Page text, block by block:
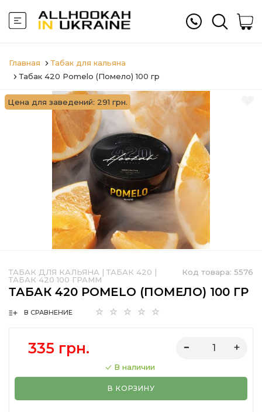
Главная
Табак для кальяна
Табак 420 Pomelo (Помело) 100 гр
Цена для заведений: 291 грн.
Код товара: 5576
ТАБАК ДЛЯ КАЛЬЯНА | ТАБАК 420 |
ТАБАК 420 100 ГРАММ
ТАБАК 420 POMELO (ПОМЕЛО) 100 ГР
В СРАВНЕНИЕ
335 грн.
В наличии
В КОРЗИНУ